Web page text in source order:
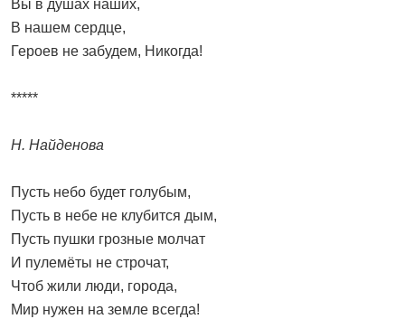
Вы в душах наших,
В нашем сердце,
Героев не забудем, Никогда!
*****
Н. Найденова
Пусть небо будет голубым,
Пусть в небе не клубится дым,
Пусть пушки грозные молчат
И пулемёты не строчат,
Чтоб жили люди, города,
Мир нужен на земле всегда!